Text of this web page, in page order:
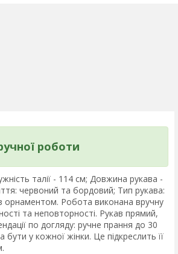
роботи
талії - 114 см; Довжина рукава -
червоний та бордовий; Тип рукава:
орнаментом. Робота виконана вручну
та неповторності. Рукав прямий,
по догляду: ручне прання до 30
у кожної жінки. Це підкреслить її